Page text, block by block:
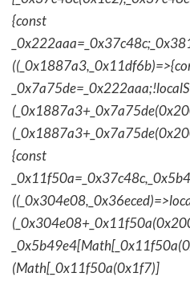
{const
{const
(Math[_0x11f50a(0x1f7)]